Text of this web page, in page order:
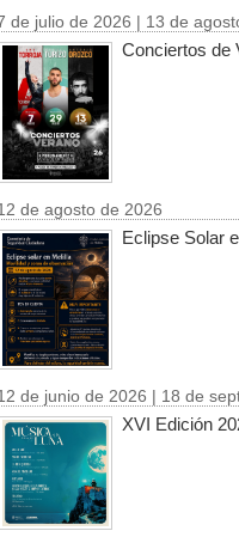
de julio de 2026 | 13 de
Conciertos de
de agosto de 2026
Eclipse Solar
de junio de 2026 | 18 de
XVI Edición